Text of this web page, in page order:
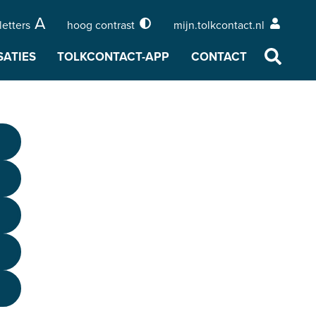
A hoog contrast mijn.tolkcontact.nl
TOLKCONTACT-APP CONTACT
Naar
zoeken